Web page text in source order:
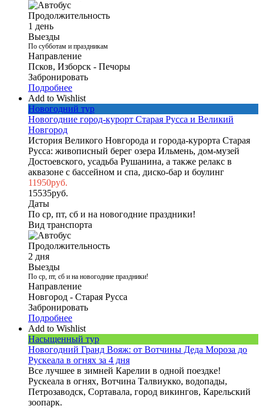
Продолжительность
1 день
Выезды
По субботам и праздникам
Направление
Псков, Изборск - Печоры
Забронировать
Подробнее
Add to Wishlist
Новогодний тур
Новогодние город-курорт Старая Русса и Великий
Новгород
История Великого Новгорода и города-курорта Старая
Русса: живописный берег озера Ильмень, дом-музей
Достоевского, усадьба Рушанина, а также релакс в
аквазоне с бассейном и спа, диско-бар и боулинг
11950руб.
15535руб.
Даты
По ср, пт, сб и на новогодние праздники!
Вид транспорта
Продолжительность
2 дня
Выезды
По ср, пт, сб и на новогодние праздники!
Направление
Новгород - Старая Русса
Забронировать
Подробнее
Add to Wishlist
Насыщенный тур
Новогодний Гранд Вояж: от Вотчины Деда Мороза до
Рускеала в огнях за 4 дня
Все лучшее в зимней Карелии в одной поездке!
Рускеала в огнях, Вотчина Талвиукко, водопады,
Петрозаводск, Сортавала, город викингов, Карельский
зоопарк.